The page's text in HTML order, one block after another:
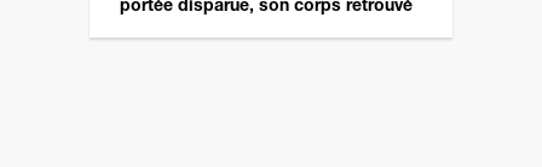
portée disparue, son corps retrouvé